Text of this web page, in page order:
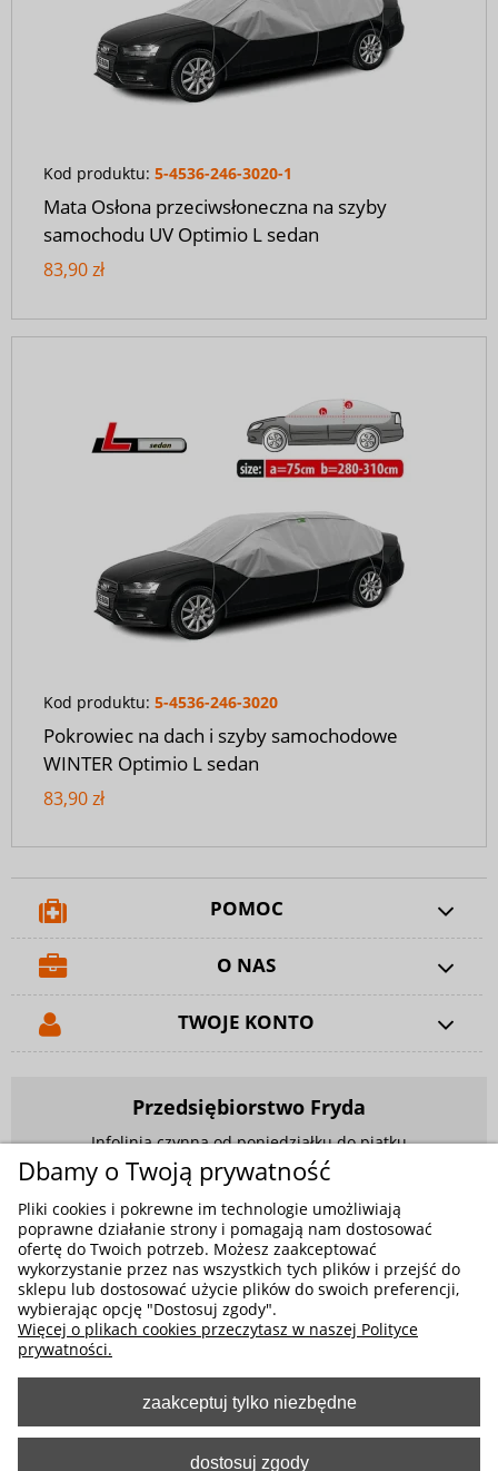
Kod produktu: 5-4536-246-3020-1
Mata Osłona przeciwsłoneczna na szyby
samochodu UV Optimio L sedan
83,90 zł
Kod produktu: 5-4536-246-3020
Pokrowiec na dach i szyby samochodowe
WINTER Optimio L sedan
83,90 zł
POMOC
O NAS
TWOJE KONTO
Przedsiębiorstwo Fryda
Infolinia czynna od poniedziałku do piątku
w godzinach 9.00 - 17.00
881 703 704
E-mail:sklep@fryda.com.pl
Sklepy stacjonarne:
ul. Składowa 26, 34-400 Nowy Targ
ul. Żywiecka 91, 43-300 Bielsko-Biała
MOŻLIWE FORMY PŁATNOŚCI
Dbamy o Twoją prywatność
Pliki cookies i pokrewne im technologie umożliwiają
poprawne działanie strony i pomagają nam dostosować
ofertę do Twoich potrzeb. Możesz zaakceptować
wykorzystanie przez nas wszystkich tych plików i przejść do
sklepu lub dostosować użycie plików do swoich preferencji,
wybierając opcję "Dostosuj zgody".
Więcej o plikach cookies przeczytasz w naszej Polityce
prywatności.
zaakceptuj tylko niezbędne
dostosuj zgody